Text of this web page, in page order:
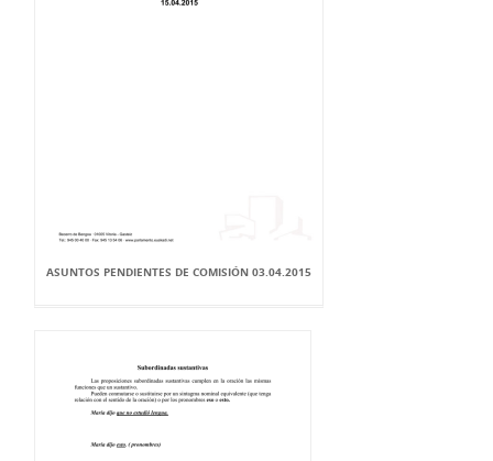
ASUNTOS PENDIENTES DE COMISIÓN 03.04.2015